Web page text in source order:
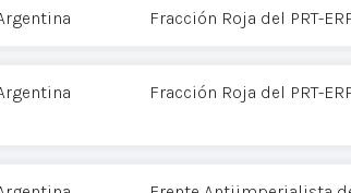
Fracción Roja del PRT-
Fracción Roja del PRT-